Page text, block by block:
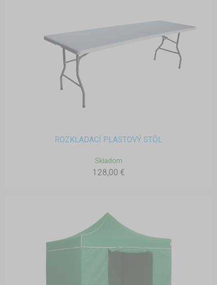
ROZKLADACÍ PLASTOVÝ STÔL
Skladom
128,00 €